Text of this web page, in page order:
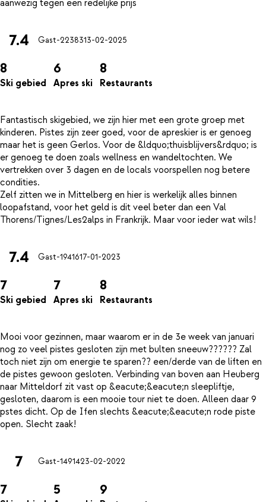
7.4 Gast-2238313-02-2025
8
Ski gebied
6
Apres ski
8
Restaurants
Fantastisch skigebied, we zijn hier met een grote groep met
kinderen. Pistes zijn zeer goed, voor de apreskier is er genoeg
maar het is geen Gerlos. Voor de &ldquo;thuisblijvers&rdquo; is
er genoeg te doen zoals wellness en wandeltochten. We
vertrekken over 3 dagen en de locals voorspellen nog betere
condities.
Zelf zitten we in Mittelberg en hier is werkelijk alles binnen
loopafstand, voor het geld is dit veel beter dan een Val
7.4 Gast-1941617-01-2023
7
Ski gebied
7
Apres ski
8
Restaurants
Mooi voor gezinnen, maar waarom er in de 3e week van januari
nog zo veel pistes gesloten zijn met bulten sneeuw?????? Zal
toch niet zijn om energie te sparen?? een/derde van de liften en
de pistes gewoon gesloten. Verbinding van boven aan Heuberg
naar Mitteldorf zit vast op &eacute;&eacute;n sleepliftje,
gesloten, daarom is een mooie tour niet te doen. Alleen daar 9
pstes dicht. Op de Ifen slechts &eacute;&eacute;n rode piste
7 Gast-1491423-02-2022
7 5 9